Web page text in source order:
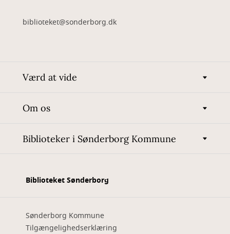
biblioteket@sonderborg.dk
Værd at vide
Om os
Biblioteker i Sønderborg Kommune
Biblioteket Sønderborg
Sønderborg Kommune
Tilgængelighedserklæring